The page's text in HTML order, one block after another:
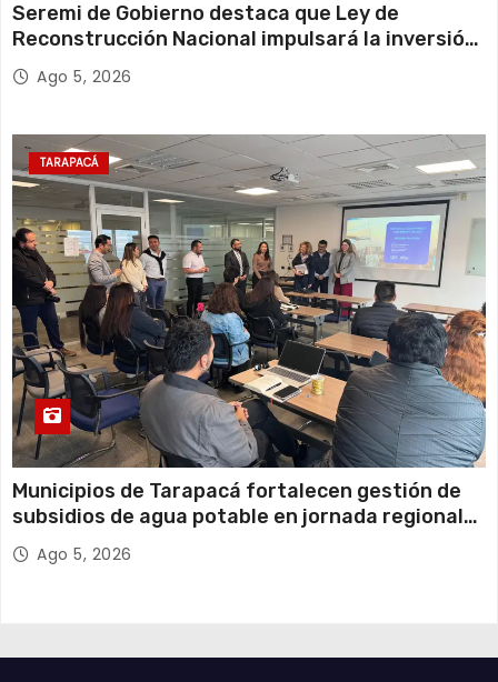
Seremi de Gobierno destaca que Ley de
Reconstrucción Nacional impulsará la inversión
y el empleo en Tarapacá
Ago 5, 2026
TARAPACÁ
Municipios de Tarapacá fortalecen gestión de
subsidios de agua potable en jornada regional
organizada por Aguas del Altiplano y ANDESS
Ago 5, 2026